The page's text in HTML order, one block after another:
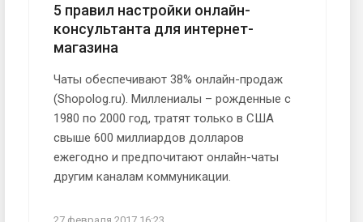
5 правил настройки онлайн-
консультанта для интернет-
магазина
Чаты обеспечивают 38% онлайн-продаж
(Shopolog.ru). Миллениалы – рожденные с
1980 по 2000 год, тратят только в США
свыше 600 миллиардов долларов
ежегодно и предпочитают онлайн-чаты
другим каналам коммуникации.